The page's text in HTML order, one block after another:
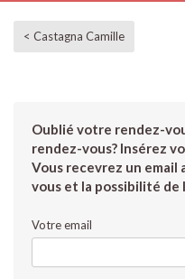
< Castagna Camille
Oublié votre rendez-
rendez-vous? Insérez
Vous recevrez un email
vous et la possibilité de
Votre email